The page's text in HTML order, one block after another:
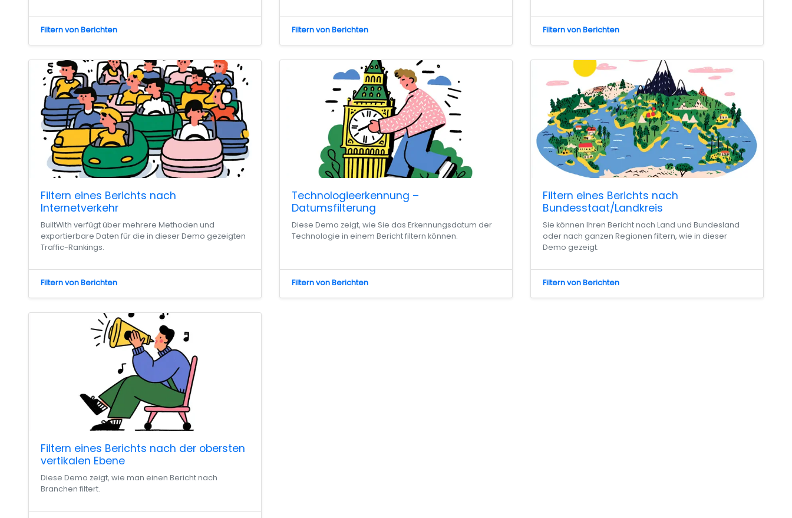
Filtern von Berichten Filtern von Berichten Filtern von Berichten
Filtern eines Berichts nach
Internetverkehr
BuiltWith verfügt über mehrere Methoden und
exportierbare Daten für die in dieser Demo gezeigten
Traffic-Rankings.
Filtern von Berichten
Technologieerkennung –
Datumsfilterung
Diese Demo zeigt, wie Sie das Erkennungsdatum der
Technologie in einem Bericht filtern können.
Filtern von Berichten
Filtern eines Berichts nach
Bundesstaat/Landkreis
Sie können Ihren Bericht nach Land und Bundesland
oder nach ganzen Regionen filtern, wie in dieser
Demo gezeigt.
Filtern von Berichten
Filtern eines Berichts nach der obersten
vertikalen Ebene
Diese Demo zeigt, wie man einen Bericht nach
Branchen filtert.